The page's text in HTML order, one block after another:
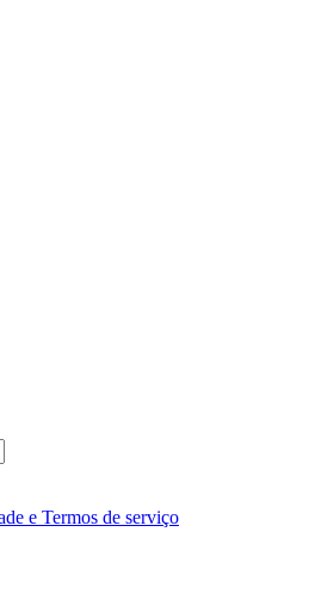
e Termos de serviço